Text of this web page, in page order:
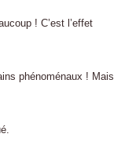
! C’est l’effet
phénoménaux ! Mais